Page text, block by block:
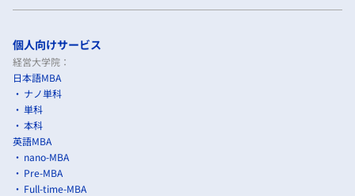
個人向けサービス
経営大学院：
日本語MBA
ナノ単科
単科
本科
英語MBA
nano-MBA
Pre-MBA
Full-time-MBA